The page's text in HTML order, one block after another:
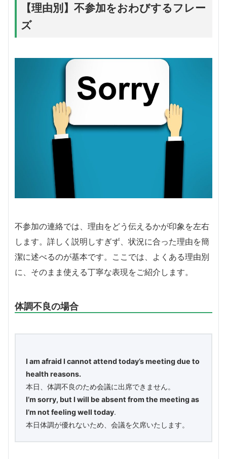
【理由別】不参加をおわびするフレー
ズ
不参加の連絡では、理由をどう伝えるかが印象を左右
します。詳しく説明しすぎず、状況に合った理由を簡
潔に述べるのが基本です。ここでは、よくある理由別
に、そのまま使える丁寧な表現をご紹介します。
体調不良の場合
I am afraid I cannot attend today’s meeting due to
health reasons.
本日、体調不良のため会議に出席できません。
I’m sorry, but I will be absent from the meeting as
I’m not feeling well today.
本日体調が優れないため、会議を欠席いたします。